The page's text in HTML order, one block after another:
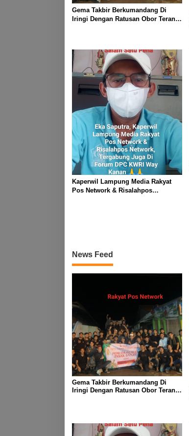
Gema Takbir Berkumandang Di
Iringi Dengan Ratusan Obor Terangi
Kaperwil Lampung Media Rakyat
Pos Network & Risalahpos
News Feed
Gema Takbir Berkumandang Di
Iringi Dengan Ratusan Obor Terangi